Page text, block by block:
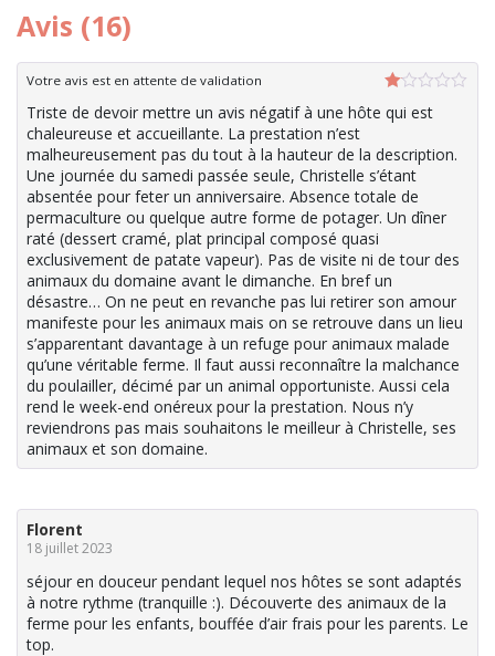
Avis (16)
1
5
Votre avis est en attente de validation
Triste de devoir mettre un avis négatif à une hôte qui est
chaleureuse et accueillante. La prestation n’est
malheureusement pas du tout à la hauteur de la description.
Une journée du samedi passée seule, Christelle s’étant
absentée pour feter un anniversaire. Absence totale de
permaculture ou quelque autre forme de potager. Un dîner
raté (dessert cramé, plat principal composé quasi
exclusivement de patate vapeur). Pas de visite ni de tour des
animaux du domaine avant le dimanche. En bref un
désastre… On ne peut en revanche pas lui retirer son amour
manifeste pour les animaux mais on se retrouve dans un lieu
s’apparentant davantage à un refuge pour animaux malade
qu’une véritable ferme. Il faut aussi reconnaître la malchance
du poulailler, décimé par un animal opportuniste. Aussi cela
rend le week-end onéreux pour la prestation. Nous n’y
reviendrons pas mais souhaitons le meilleur à Christelle, ses
animaux et son domaine.
Florent
18 juillet 2023
séjour en douceur pendant lequel nos hôtes se sont adaptés
à notre rythme (tranquille :). Découverte des animaux de la
ferme pour les enfants, bouffée d’air frais pour les parents. Le
top.